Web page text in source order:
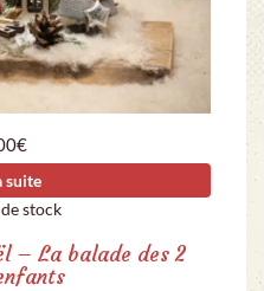
€
suite
stock
– La balade des 2